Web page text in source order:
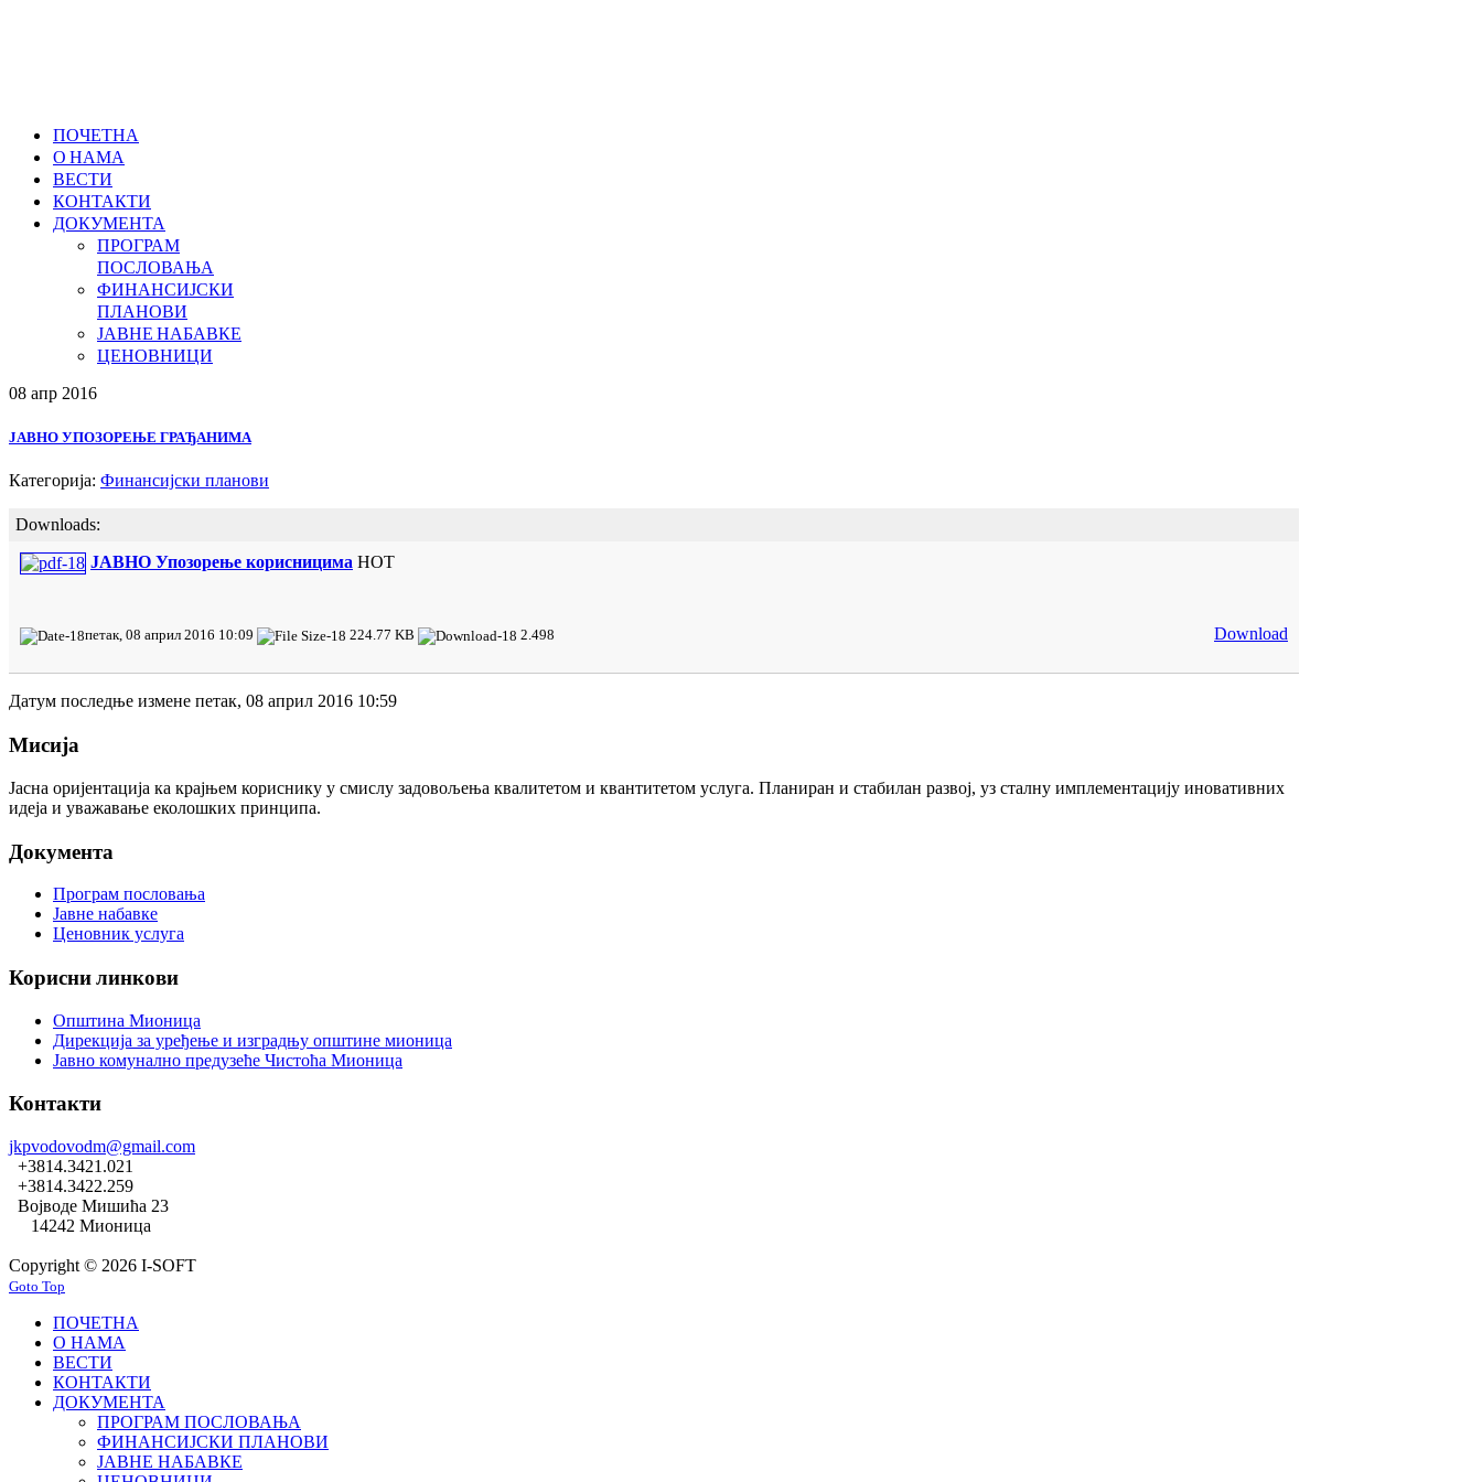
ПОЧЕТНА
О НАМА
ВЕСТИ
КОНТАКТИ
ДОКУМЕНТА
ПРОГРАМ
ПОСЛОВАЊА
ФИНАНСИЈСКИ
ПЛАНОВИ
ЈАВНЕ НАБАВКЕ
ЦЕНОВНИЦИ
08 апр 2016
ЈАВНО УПОЗОРЕЊЕ ГРАЂАНИМА
Категорија: Финансијски планови
Downloads:
ЈАВНО Упозорење корисницима HOT
петак, 08 април 2016 10:09 224.77 KB 2.498 Download
Датум последње измене петак, 08 април 2016 10:59
Мисија
Јасна оријентација ка крајњем кориснику у смислу задовољења квалитетом и квантитетом услуга. Планиран и стабилан развој, уз сталну имплементацију иновативних
идеја и уважавање еколошких принципа.
Документа
Програм пословања
Јавне набавке
Ценовник услуга
Корисни линкови
Општина Мионица
Дирекција за уређење и изградњу општине мионица
Јавно комунално предузеће Чистоћа Мионица
Контакти
jkpvodovodm@gmail.com
+3814.3421.021
+3814.3422.259
Војводе Мишића 23
14242 Мионица
Copyright © 2026 I-SOFT
Goto Top
ПОЧЕТНА
О НАМА
ВЕСТИ
КОНТАКТИ
ДОКУМЕНТА
ПРОГРАМ ПОСЛОВАЊА
ФИНАНСИЈСКИ ПЛАНОВИ
ЈАВНЕ НАБАВКЕ